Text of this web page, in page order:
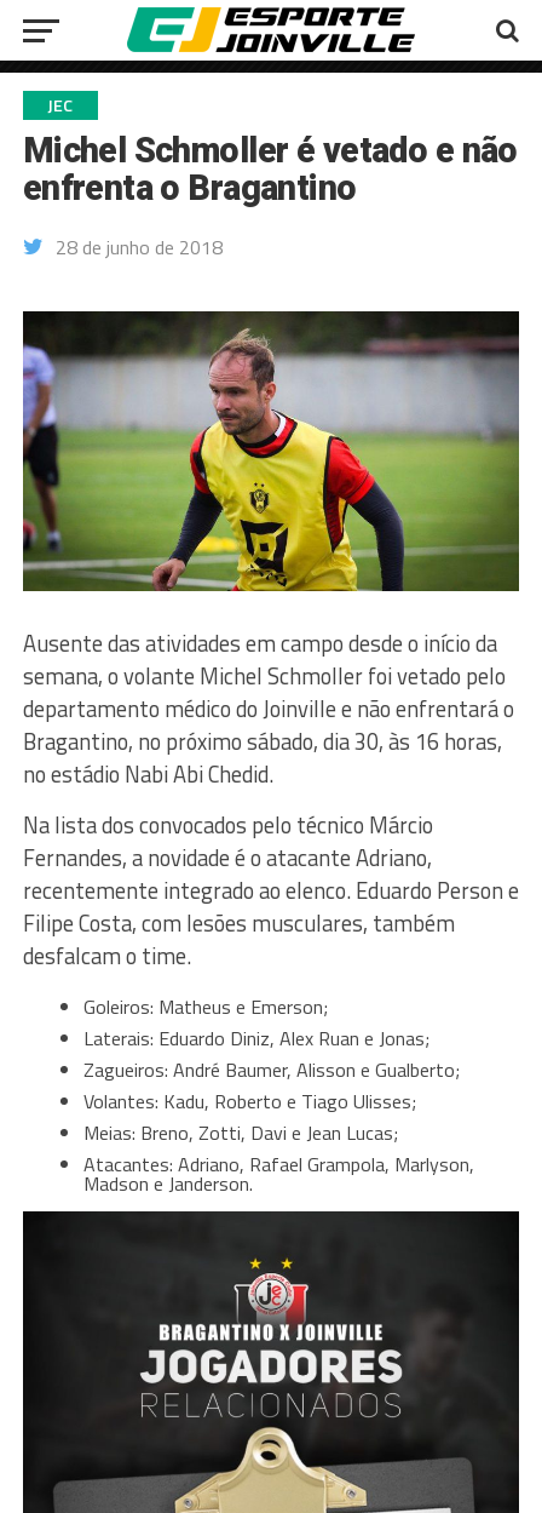
JEC
Michel Schmoller é vetado e não
enfrenta o Bragantino
28 de junho de 2018
Ausente das atividades em campo desde o início da
semana, o volante Michel Schmoller foi vetado pelo
departamento médico do Joinville e não enfrentará o
Bragantino, no próximo sábado, dia 30, às 16 horas,
no estádio Nabi Abi Chedid.
Na lista dos convocados pelo técnico Márcio
Fernandes, a novidade é o atacante Adriano,
recentemente integrado ao elenco. Eduardo Person e
Filipe Costa, com lesões musculares, também
desfalcam o time.
Goleiros: Matheus e Emerson;
Laterais: Eduardo Diniz, Alex Ruan e Jonas;
Zagueiros: André Baumer, Alisson e Gualberto;
Volantes: Kadu, Roberto e Tiago Ulisses;
Meias: Breno, Zotti, Davi e Jean Lucas;
Atacantes: Adriano, Rafael Grampola, Marlyson,
Madson e Janderson.